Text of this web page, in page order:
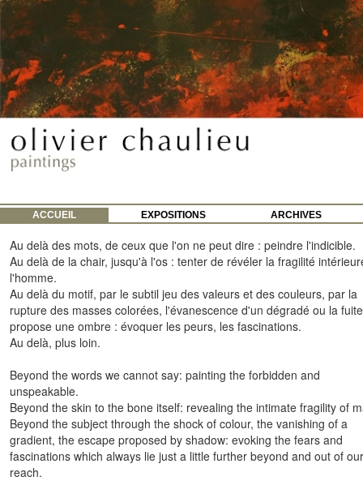
ACCUEIL EXPOSITIONS ARCHIVES
Au delà des mots, de ceux que l'on ne peut dire : peindre l'indicible.
Au delà de la chair, jusqu'à l'os : tenter de révéler la fragilité
l'homme.
Au delà du motif, par le subtil jeu des valeurs et des couleurs, par la
rupture des masses colorées, l'évanescence d'un dégradé ou la
propose une ombre : évoquer les peurs, les fascinations.
Au delà, plus loin.
Beyond the words we cannot say: painting the forbidden and
unspeakable.
Beyond the skin to the bone itself: revealing the intimate fragility of
Beyond the subject through the shock of colour, the vanishing of a
gradient, the escape proposed by shadow: evoking the fears and
fascinations which always lie just a little further beyond and out of our
reach.